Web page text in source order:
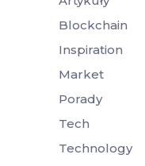
Blockchain
Inspiration
Market
Porady
Tech
Technology